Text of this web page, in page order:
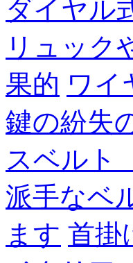
ダイヤル
リュック
果的 ワイ
鍵の紛失
スベルト
派手なベ
ます 首掛